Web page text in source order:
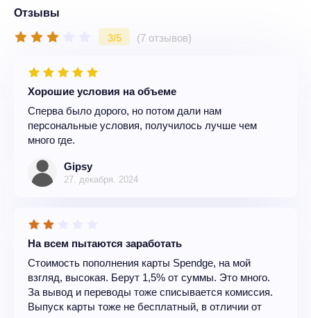
Отзывы
3/5 (7 отзывов)
Хорошие условия на объеме
Сперва было дорого, но потом дали нам
персональные условия, получилось лучше чем
много где.
Gipsy
27. декабря. 2024
На всем пытаются заработать
Стоимость пополнения карты Spendge, на мой
взгляд, высокая. Берут 1,5% от суммы. Это много.
За вывод и переводы тоже списывается комиссия.
Выпуск карты тоже не бесплатный, в отличии от